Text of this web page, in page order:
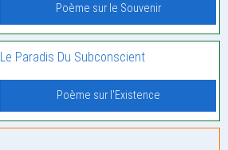
Poème sur le Souvenir
Le Paradis Du Subconscient
Poème sur l'Existence